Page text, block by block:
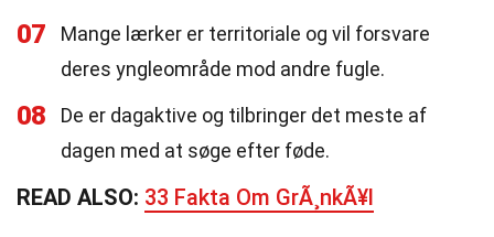
07
Mange lærker er territoriale og vil forsvare
deres yngleområde mod andre fugle.
08
De er dagaktive og tilbringer det meste af
dagen med at søge efter føde.
READ ALSO: 33 Fakta Om GrÃ¸nkÃ¥l